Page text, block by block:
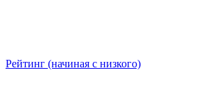
Рейтинг (начиная с низкого)